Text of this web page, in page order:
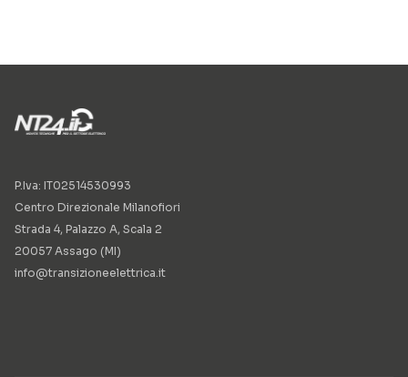
P.Iva: IT02514530993
Centro Direzionale Milanofiori
Strada 4, Palazzo A, Scala 2
20057 Assago (MI)
info@transizioneelettrica.it